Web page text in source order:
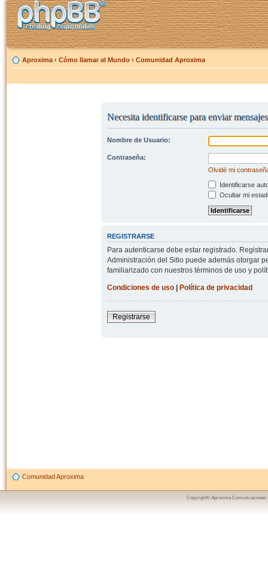
Aproxima ‹ Cómo llamar al Mundo ‹ Comunidad Aproxima
Necesita identificarse para enviar
Nombre de Usuario:
Contraseña:
Olvidé mi
Identificarse
Ocultar mi
REGISTRARSE
Para autenticarse debe estar registrado.
Administración del Sitio puede además otorgar
familiarizado con nuestros términos de uso y
Condiciones de uso| Política de privacidad
Registrarse
Comunidad Aproxima
Copyright© Aproxima Comunicaciones